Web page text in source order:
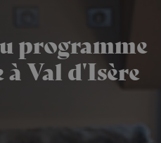
programme
Val d'Isère